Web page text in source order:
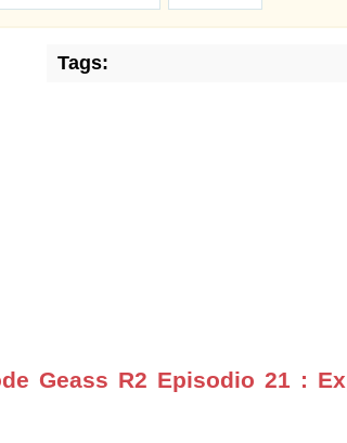
Tags:
Geass R2 Episodio 21 :